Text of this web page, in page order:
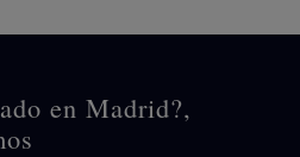
en Madrid?,